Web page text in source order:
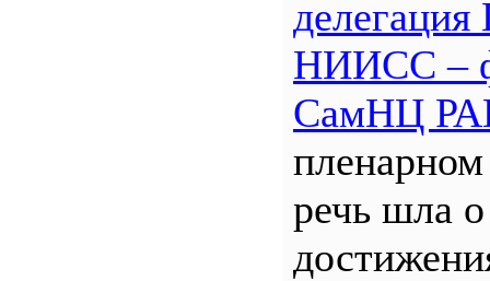
НИИСС –
СамНЦ
пленарном
речь шла